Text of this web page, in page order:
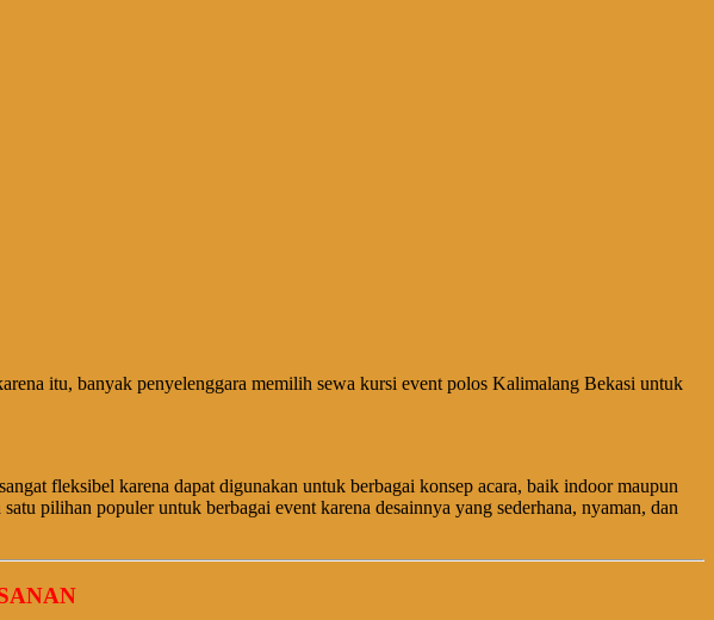
itu, banyak penyelenggara memilih sewa kursi event polos Kalimalang Bekasi untuk
fleksibel karena dapat digunakan untuk berbagai konsep acara, baik indoor maupun
pilihan populer untuk berbagai event karena desainnya yang sederhana, nyaman, dan